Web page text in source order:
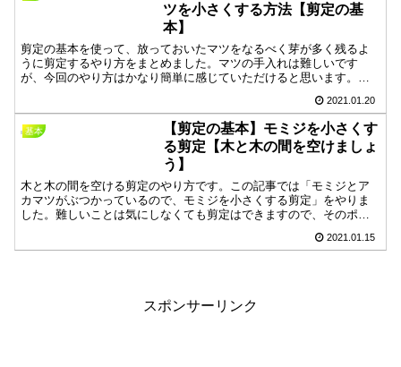
ツを小さくする方法【剪定の基
本】
剪定の基本を使って、放っておいたマツをなるべく芽が多く残るよ
うに剪定するやり方をまとめました。マツの手入れは難しいです
が、今回のやり方はかなり簡単に感じていただけると思います。強
2021.01.20
基本
【剪定の基本】モミジを小さくす
る剪定【木と木の間を空けましょ
う】
木と木の間を空ける剪定のやり方です。この記事では「モミジとア
カマツがぶつかっているので、モミジを小さくする剪定」をやりま
した。難しいことは気にしなくても剪定はできますので、そのポイ
2021.01.15
スポンサーリンク